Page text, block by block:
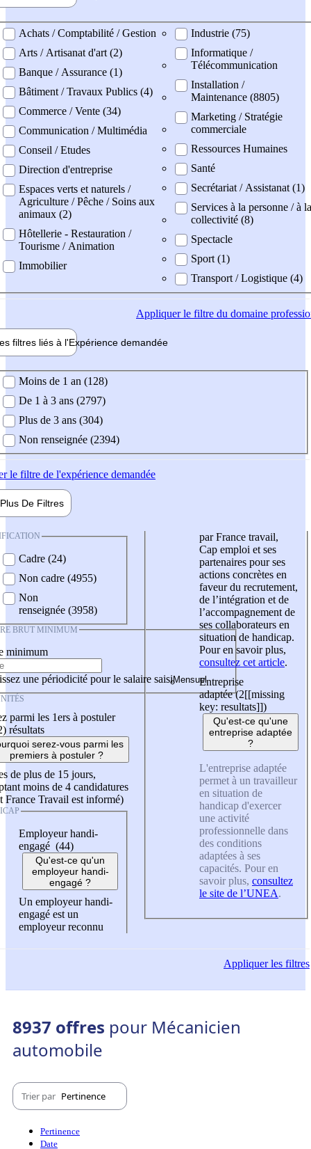
professionel
Achats / Comptabilité / Gestion
Arts / Artisanat d'art (2)
Banque / Assurance (1)
Bâtiment / Travaux Publics (4)
Commerce / Vente (34)
Communication / Multimédia
Conseil / Etudes
Direction d'entreprise
Espaces verts et naturels /
Agriculture / Pêche / Soins aux
animaux (2)
Hôtellerie - Restauration /
Tourisme / Animation
Immobilier
Industrie (75)
Informatique /
Télécommunication
Installation /
Maintenance (8805)
Marketing / Stratégie
commerciale
Ressources Humaines
Santé
Secrétariat / Assistanat (1)
Services à la personne / à la
collectivité (8)
Spectacle
Sport (1)
Transport / Logistique (4)
Appliquerle filtre du domaine
filtres liés à l'Expérience demandée
demandée
Moins de 1 an (128)
De 1 à 3 ans (2797)
Plus de 3 ans (304)
Non renseignée (2394)
le filtre de l'expérience demandée
Plus De Filtres
Cadre (24)
Non cadre (4955)
Non
renseignée (3958)
BRUT MINIMUM
minimum
une périodicité pour le salaire saisi
parmi les 1ers à postuler
résultats
serez-vous parmi les
premiers à postuler ?
de plus de 15 jours,
moins de 4 candidatures
France Travail est informé)
Employeur handi-
engagé (44)
Qu'est-ce qu'un
employeur handi-
engagé ?
Un employeur handi-
engagé est un
employeur reconnu
par France travail,
Cap emploi et ses
partenaires pour ses
actions concrètes en
faveur du recrutement,
de l’intégration et de
l’accompagnement de
ses collaborateurs en
situation de handicap.
Pour en savoir plus,
consultez cet article.
Entreprise
adaptée (2[[missing
key: resultats]])
Qu'est-ce qu'une
entreprise adaptée
?
L'entreprise adaptée
permet à un travailleur
en situation de
handicap d'exercer
une activité
professionnelle dans
des conditions
adaptées à ses
capacités. Pour en
savoir plus, consultez
le site de l’UNEA.
Appliquerles filtres
8937 offres pour Mécanicien
automobile
Trier par Pertinence
Pertinence
Date